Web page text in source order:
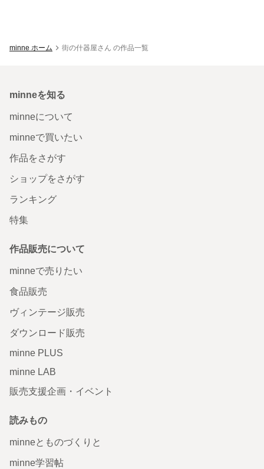
minne ホーム 街の什器屋さん の作品一覧
minneを知る
minneについて
minneで買いたい
作品をさがす
ショップをさがす
ランキング
特集
作品販売について
minneで売りたい
食品販売
ヴィンテージ販売
ダウンロード販売
minne PLUS
minne LAB
販売支援企画・イベント
読みもの
minneとものづくりと
minne学習帖